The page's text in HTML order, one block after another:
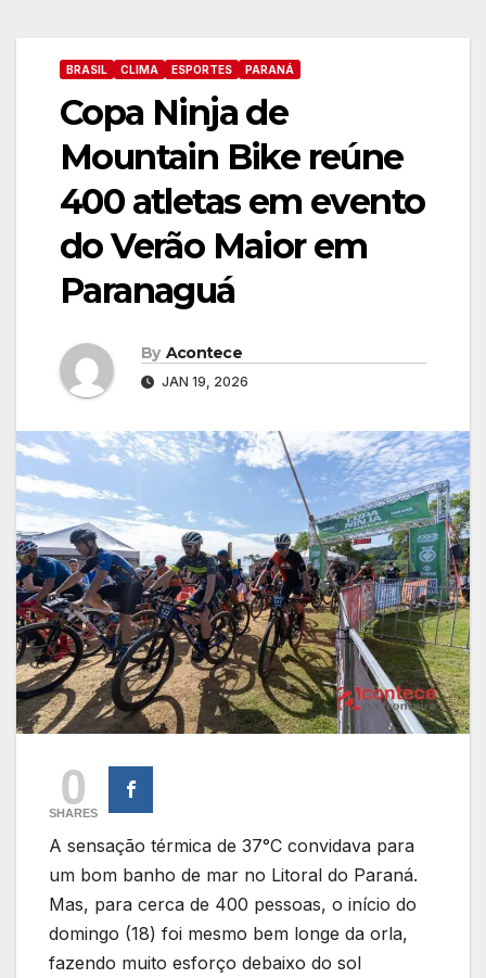
BRASIL CLIMA ESPORTES PARANÁ
Copa Ninja de
Mountain Bike reúne
400 atletas em evento
do Verão Maior em
Paranaguá
By Acontece
JAN 19, 2026
0
SHARES
A sensação térmica de 37°C convidava para
um bom banho de mar no Litoral do Paraná.
Mas, para cerca de 400 pessoas, o início do
domingo (18) foi mesmo bem longe da orla,
fazendo muito esforço debaixo do sol